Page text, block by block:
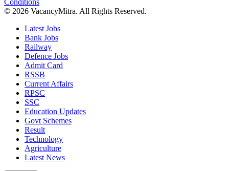
Conditions
© 2026 VacancyMitra. All Rights Reserved.
Latest Jobs
Bank Jobs
Railway
Defence Jobs
Admit Card
RSSB
Current Affairs
RPSC
SSC
Education Updates
Govt Schemes
Result
Technology
Agriculture
Latest News